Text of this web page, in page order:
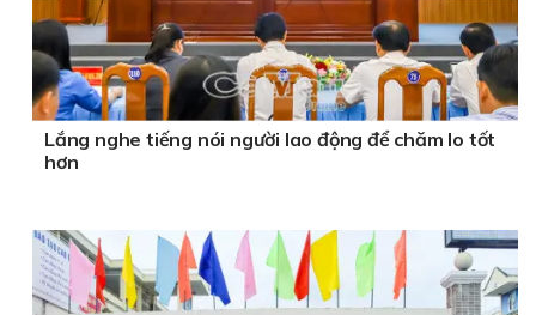
Lắng nghe tiếng nói người lao động để chăm lo tốt
hơn